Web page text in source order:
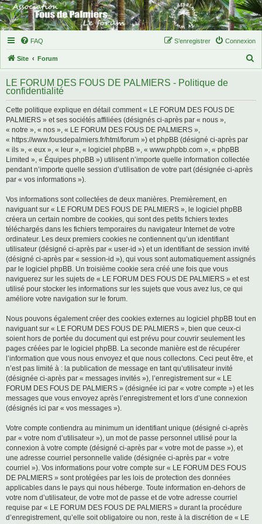
FAQ Connexion
S’enregistrer
Site Forum
h
LE FORUM DES FOUS DE PALMIERS - Politique de
confidentialité
Cette politique explique en détail comment « LE FORUM DES FOUS DE
PALMIERS » et ses sociétés affiliées (désignés ci-après par « nous »,
« notre », « nos », « LE FORUM DES FOUS DE PALMIERS »,
« https://www.fousdepalmiers.fr/html/forum ») et phpBB (désigné ci-après par
« ils », « eux », « leur », « logiciel phpBB », « www.phpbb.com », « phpBB
Limited », « Équipes phpBB ») utilisent n’importe quelle information collectée
pendant n’importe quelle session d’utilisation de votre part (désignée ci-après
par « vos informations »).
Vos informations sont collectées de deux manières. Premièrement, en
naviguant sur « LE FORUM DES FOUS DE PALMIERS », le logiciel phpBB
créera un certain nombre de cookies, qui sont des petits fichiers textes
téléchargés dans les fichiers temporaires du navigateur Internet de votre
ordinateur. Les deux premiers cookies ne contiennent qu’un identifiant
utilisateur (désigné ci-après par « user-id ») et un identifiant de session invité
(désigné ci-après par « session-id »), qui vous sont automatiquement assignés
par le logiciel phpBB. Un troisième cookie sera créé une fois que vous
naviguerez sur les sujets de « LE FORUM DES FOUS DE PALMIERS » et est
utilisé pour stocker les informations sur les sujets que vous avez lus, ce qui
améliore votre navigation sur le forum.
Nous pouvons également créer des cookies externes au logiciel phpBB tout en
naviguant sur « LE FORUM DES FOUS DE PALMIERS », bien que ceux-ci
soient hors de portée du document qui est prévu pour couvrir seulement les
pages créées par le logiciel phpBB. La seconde manière est de récupérer
l’information que vous nous envoyez et que nous collectons. Ceci peut être, et
n’est pas limité à : la publication de message en tant qu’utilisateur invité
(désignée ci-après par « messages invités »), l’enregistrement sur « LE
FORUM DES FOUS DE PALMIERS » (désignée ici par « votre compte ») et les
messages que vous envoyez après l’enregistrement et lors d’une connexion
(désignés ici par « vos messages »).
Votre compte contiendra au minimum un identifiant unique (désigné ci-après
par « votre nom d’utilisateur »), un mot de passe personnel utilisé pour la
connexion à votre compte (désigné ci-après par « votre mot de passe »), et
une adresse courriel personnelle valide (désignée ci-après par « votre
courriel »). Vos informations pour votre compte sur « LE FORUM DES FOUS
DE PALMIERS » sont protégées par les lois de protection des données
applicables dans le pays qui nous héberge. Toute information en-dehors de
votre nom d’utilisateur, de votre mot de passe et de votre adresse courriel
requise par « LE FORUM DES FOUS DE PALMIERS » durant la procédure
d’enregistrement, qu’elle soit obligatoire ou non, reste à la discrétion de « LE